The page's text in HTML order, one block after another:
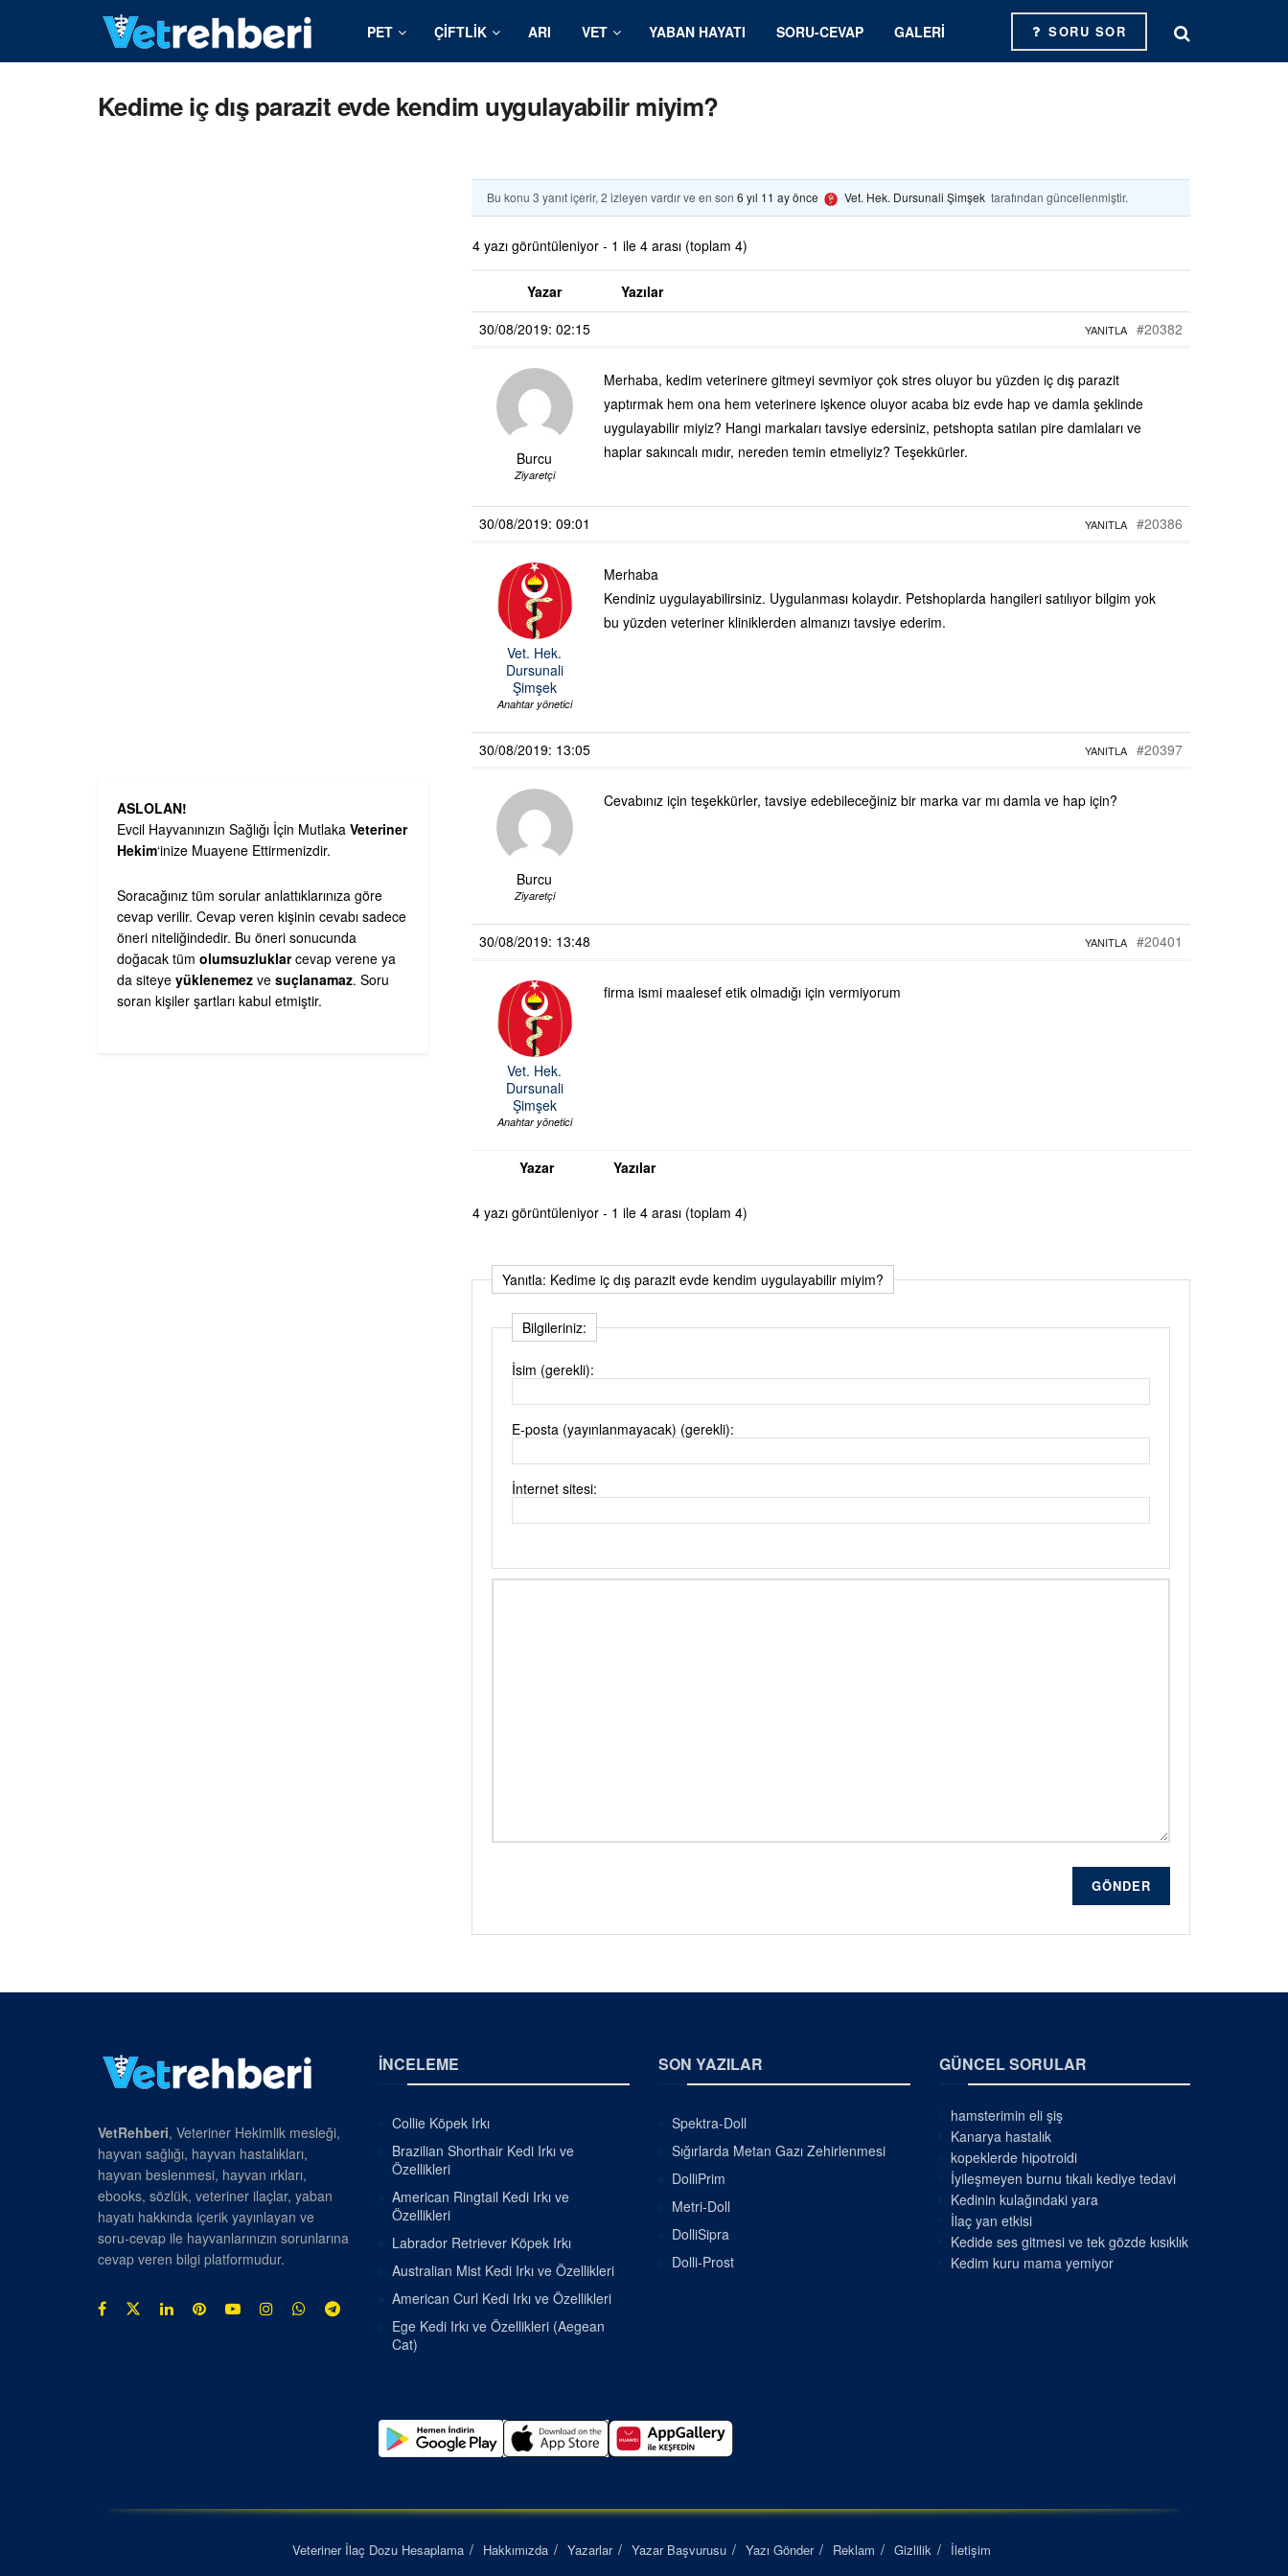
PET ÇIFTLIK ARI VET YABAN HAYATI SORU-CEVAP GALERI SORU SOR
Kedime iç dış parazit evde kendim uygulayabilir miyim?
Bu konu 3 yanıt içerir, 2 izleyen vardır ve en son 6 yıl 11 ay önce Vet. Hek. Dursunali Şimşek tarafından güncellenmiştir.
4 yazı görüntüleniyor - 1 ile 4 arası (toplam 4)
Yazar
Yazılar
30/08/2019: 02:15
#20382
YANITLA
Burcu
Ziyaretçi
Merhaba, kedim veterinere gitmeyi sevmiyor çok stres oluyor bu yüzden iç dış parazit
yaptırmak hem ona hem veterinere işkence oluyor acaba biz evde hap ve damla şeklinde
uygulayabilir miyiz? Hangi markaları tavsiye edersiniz, petshopta satılan pire damlaları ve
haplar sakıncalı mıdır, nereden temin etmeliyiz? Teşekkürler.
30/08/2019: 09:01 #20386
YANITLA
Vet. Hek.
Dursunali
Şimşek
Anahtar yönetici
Merhaba
Kendiniz uygulayabilirsiniz. Uygulanması kolaydır. Petshoplarda hangileri satılıyor bilgim yok
bu yüzden veteriner kliniklerden almanızı tavsiye ederim.
30/08/2019: 13:05 #20397
YANITLA
Burcu
Ziyaretçi
Cevabınız için teşekkürler, tavsiye edebileceğiniz bir marka var mı damla ve hap için?
30/08/2019: 13:48 #20401
YANITLA
Vet. Hek.
Dursunali
Şimşek
Anahtar yönetici
firma ismi maalesef etik olmadığı için vermiyorum
Yazar Yazılar
4 yazı görüntüleniyor - 1 ile 4 arası (toplam 4)
Yanıtla: Kedime iç dış parazit evde kendim uygulayabilir miyim?
Bilgileriniz:
İsim (gerekli):
E-posta (yayınlanmayacak) (gerekli):
İnternet sitesi:
GÖNDER
ASLOLAN!
Evcil Hayvanınızın Sağlığı İçin Mutlaka Veteriner
Hekim‘inize Muayene Ettirmenizdir.
Soracağınız tüm sorular anlattıklarınıza göre
cevap verilir. Cevap veren kişinin cevabı sadece
öneri niteliğindedir. Bu öneri sonucunda
doğacak tüm olumsuzluklarcevap verene ya
da siteye yüklenemez ve suçlanamaz. Soru
soran kişiler şartları kabul etmiştir.
VetRehberi, Veteriner Hekimlik mesleği,
hayvan sağlığı, hayvan hastalıkları,
hayvan beslenmesi, hayvan ırkları,
ebooks, sözlük, veteriner ilaçlar, yaban
hayatı hakkında içerik yayınlayan ve
soru-cevap ile hayvanlarınızın sorunlarına
cevap veren bilgi platformudur.
İNCELEME
Collie Köpek Irkı
Brazilian Shorthair Kedi Irkı ve
Özellikleri
American Ringtail Kedi Irkı ve
Özellikleri
Labrador Retriever Köpek Irkı
Australian Mist Kedi Irkı ve Özellikleri
American Curl Kedi Irkı ve Özellikleri
Ege Kedi Irkı ve Özellikleri (Aegean
Cat)
SON YAZILAR
Spektra-Doll
Sığırlarda Metan Gazı Zehirlenmesi
DolliPrim
Metri-Doll
DolliSipra
Dolli-Prost
GÜNCEL SORULAR
hamsterimin eli şiş
Kanarya hastalık
kopeklerde hipotroidi
İyileşmeyen burnu tıkalı kediye tedavi
Kedinin kulağındaki yara
İlaç yan etkisi
Kedide ses gitmesi ve tek gözde kısıklık
Kedim kuru mama yemiyor
Veteriner İlaç Dozu Hesaplama Hakkımızda Yazarlar Yazar Başvurusu Yazı Gönder Reklam Gizlilik İletişim